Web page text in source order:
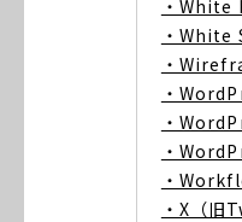
・White
・White
・
・
・
・
・
・X（旧